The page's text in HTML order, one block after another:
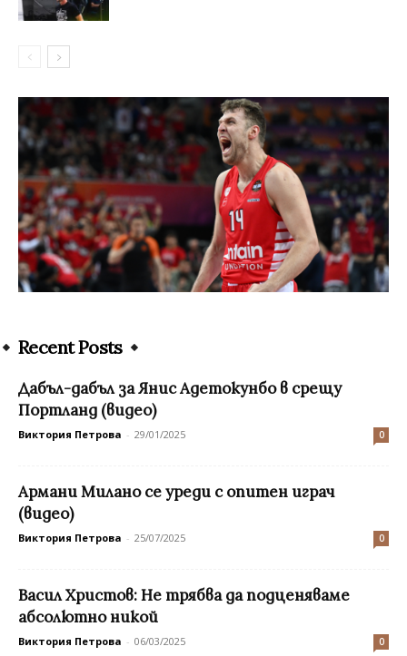
Recent Posts
Дабъл-дабъл за Янис Адетокунбо в срещу
Портланд (видео)
Виктория Петрова - 29/01/2025 0
Aрмани Милано се уреди с опитен играч
(видео)
Виктория Петрова - 25/07/2025 0
Васил Христов: Не трябва да подценяваме
абсолютно никой
Виктория Петрова - 06/03/2025 0